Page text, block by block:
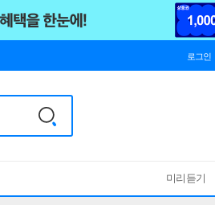
로그인
미리듣기